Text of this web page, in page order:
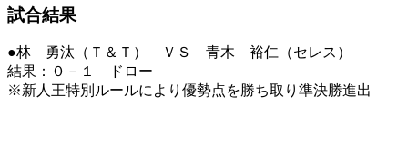
試合結果
●林 勇汰（Ｔ＆Ｔ） ＶＳ 青木 裕仁（セレス）
結果：０－１ ドロー
※新人王特別ルールにより優勢点を勝ち取り準決勝進出